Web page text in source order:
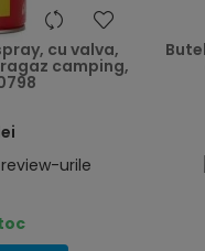
heart
cu valva,
camping,
urile